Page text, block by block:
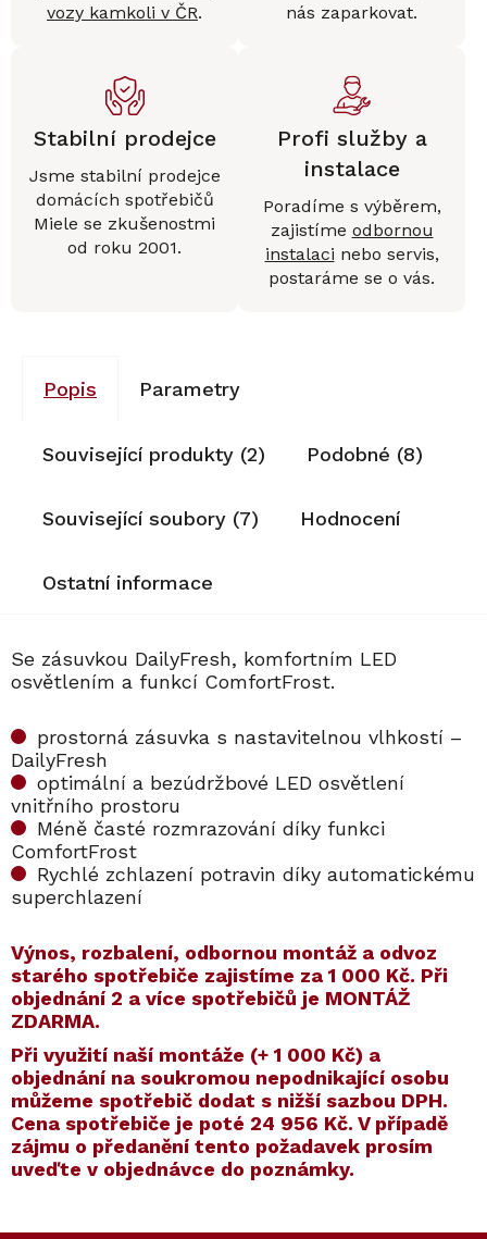
vozy kamkoli v ČR.
nás zaparkovat.
Stabilní prodejce
Jsme stabilní prodejce
domácích spotřebičů
Miele se zkušenostmi
od roku 2001.
Profi služby a
instalace
Poradíme s výběrem,
zajistíme odbornou
instalaci nebo servis,
postaráme se o vás.
Popis Parametry
Související produkty (2) Podobné (8)
Související soubory (7) Hodnocení
Ostatní informace
Se zásuvkou DailyFresh, komfortním LED
osvětlením a funkcí ComfortFrost.
prostorná zásuvka s nastavitelnou vlhkostí –
DailyFresh
optimální a bezúdržbové LED osvětlení
vnitřního prostoru
Méně časté rozmrazování díky funkci
ComfortFrost
Rychlé zchlazení potravin díky automatickému
superchlazení
Výnos, rozbalení, odbornou montáž a odvoz
starého spotřebiče zajistíme za 1 000 Kč. Při
objednání 2 a více spotřebičů je MONTÁŽ
ZDARMA.
​​Při využití naší montáže (+ 1 000 Kč) a
objednání na soukromou nepodnikající osobu
můžeme spotřebič dodat s nižší sazbou DPH.
Cena spotřebiče je poté 24 956 Kč. V případě
zájmu o předanění tento požadavek prosím
uveďte v objednávce do poznámky.